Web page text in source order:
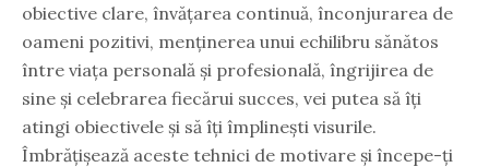
obiective clare, învățarea continuă, înconjurarea de
oameni pozitivi, menținerea unui echilibru sănătos
între viața personală și profesională, îngrijirea de
sine și celebrarea fiecărui succes, vei putea să îți
atingi obiectivele și să îți împlinești visurile.
Îmbrățișează aceste tehnici de motivare și începe-ți